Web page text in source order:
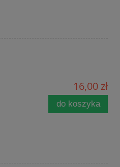
16,00 zł
do koszyka